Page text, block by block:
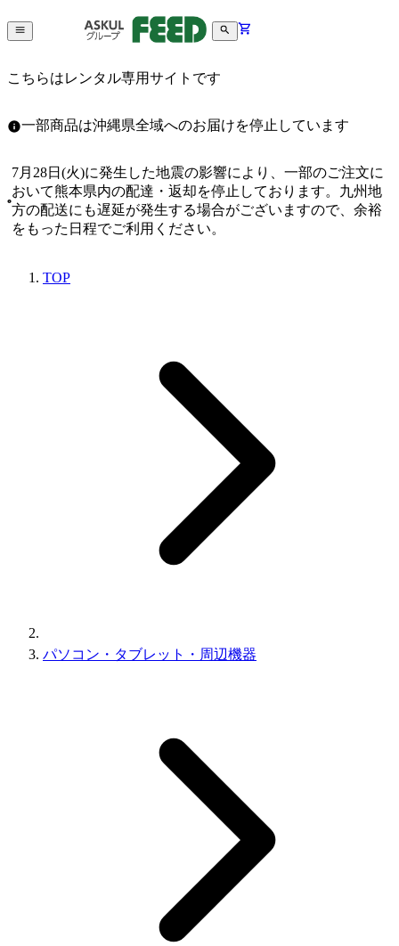
こちらはレンタル専用サイトです
一部商品は沖縄県全域へのお届けを停止しています
7月28日(火)に発生した地震の影響により、一部のご注文に
おいて熊本県内の配達・返却を停止しております。九州地
方の配送にも遅延が発生する場合がございますので、余裕
をもった日程でご利用ください。
TOP
パソコン・タブレット・周辺機器